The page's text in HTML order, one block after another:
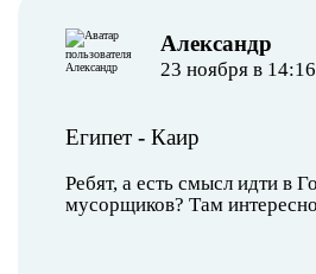
Александр
23 ноября в 14:16
Египет - Каир
Ребят, а есть смысл идти в
мусорщиков? Там